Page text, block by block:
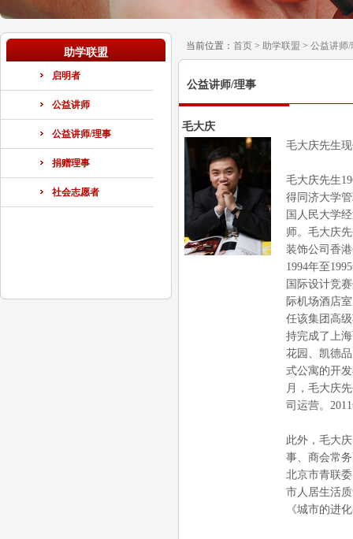
助学联盟
启明者
公益讲师
公益讲师/理事
捐赠理事
社会志愿者
当前位置： 首页 > 助学联盟 > 公益讲师/
公益讲师/理事
毛大庆
毛大庆先生
毛大庆先生
得同济大学
国人民大学
师。毛大庆
装饰公司香
1994年至
国际设计竞
际机场酒店
任该集团高
持完成了上
花园、凯德
式公寓的开
月，毛大庆
司运营。
此外，毛大
事、商会常
北京市青联
市人居生活
《城市的进